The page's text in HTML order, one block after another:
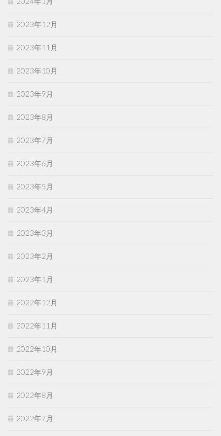
2023年12月
2023年11月
2023年10月
2023年9月
2023年8月
2023年7月
2023年6月
2023年5月
2023年4月
2023年3月
2023年2月
2023年1月
2022年12月
2022年11月
2022年10月
2022年9月
2022年8月
2022年7月